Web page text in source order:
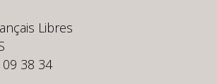
Libres
38 34